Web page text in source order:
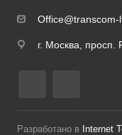
Office@transcom-
г. Москва, просп.
Разработано в
Internet